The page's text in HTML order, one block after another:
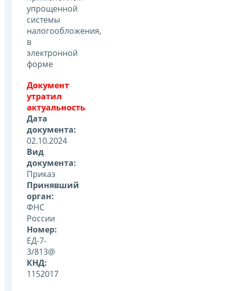
упрощенной
системы
налогообложения,
в
электронной
форме
Документ
утратил
актуальность
Дата
документа:
02.10.2024
Вид
документа:
Приказ
Принявший
орган:
ФНС
России
Номер:
ЕД-7-
3/813@
КНД:
1152017